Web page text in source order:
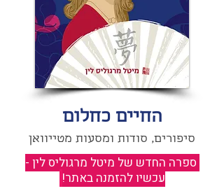
החיים כחלום
סיפורים, סודות ומסעות מטייוואן
ספרה החדש של מיטל מרגוליס לין -
עכשיו להזמנה באתר!